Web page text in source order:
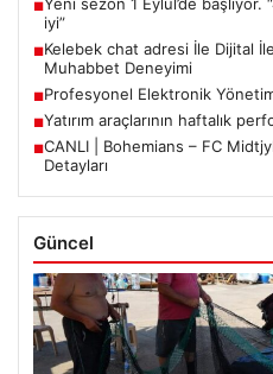
■
iyi”
■Kelebek chat adresi İle Dijital
Muhabbet Deneyimi
■Profesyonel Elektronik
■Yatırım araçlarının haftalık
■CANLI | Bohemians – FC
Detayları
Güncel